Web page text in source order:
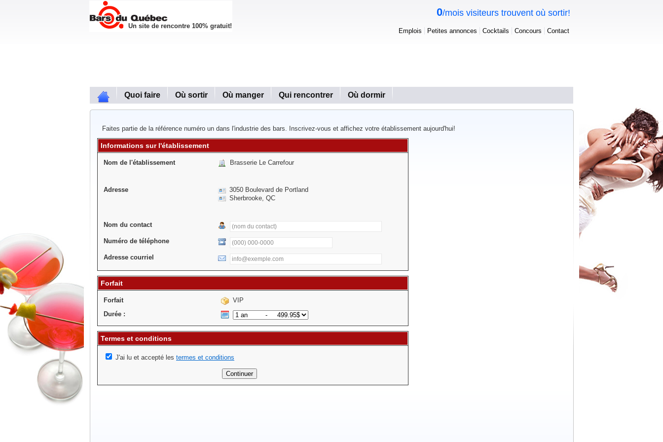
Un site de rencontre 100% gratuit!
0/mois visiteurs trouvent où sortir!
Emplois Petites annonces Cocktails Concours Contact
Quoi faire Où sortir Où manger Qui rencontrer Où dormir
Faites partie de la référence numéro un dans l'industrie des bars. Inscrivez-vous et affichez votre établissement aujourd'hui!
Informations sur l'établissement
Nom de l'établissement Brasserie Le Carrefour
Adresse
3050 Boulevard de Portland
Sherbrooke, QC
Nom du contact
Numéro de téléphone
Adresse courriel
Forfait
Forfait
VIP
Durée :
Termes et conditions
J'ai lu et accepté les termes et conditions